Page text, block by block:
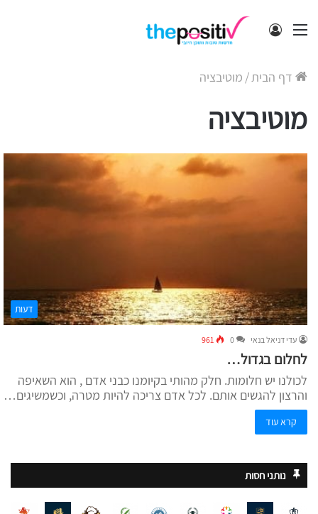
תפריט התחבר
דף הבית/ מוטיבציה
מוטיבציה
דעות
עדי דניאל בנאי 0
961
לחלום בגדול…
לכולנו יש חלומות. חלק מהותי בקיומנו כבני אדם , הוא השאיפה
והרצון להגשים אותם. לכל אדם צריכה להיות מטרה, וכשמשיגים…
קרא עוד
נותני חסות